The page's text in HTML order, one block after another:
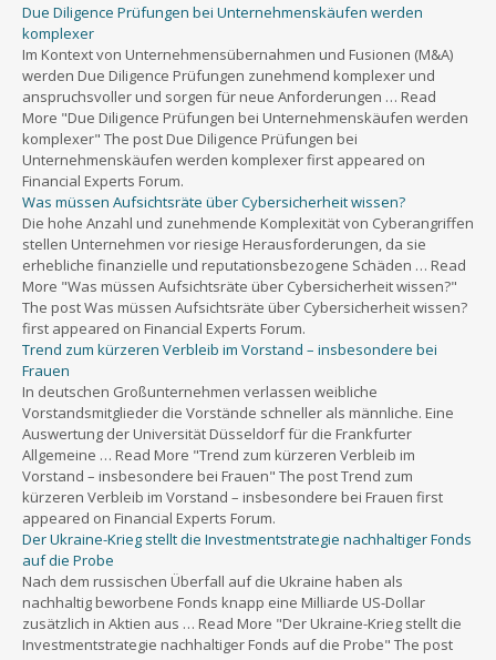
Due Diligence Prüfungen bei Unternehmenskäufen werden
komplexer
Im Kontext von Unternehmensübernahmen und Fusionen (M&A)
werden Due Diligence Prüfungen zunehmend komplexer und
anspruchsvoller und sorgen für neue Anforderungen … Read
More "Due Diligence Prüfungen bei Unternehmenskäufen werden
komplexer" The post Due Diligence Prüfungen bei
Unternehmenskäufen werden komplexer first appeared on
Financial Experts Forum.
Was müssen Aufsichtsräte über Cybersicherheit wissen?
Die hohe Anzahl und zunehmende Komplexität von Cyberangriffen
stellen Unternehmen vor riesige Herausforderungen, da sie
erhebliche finanzielle und reputationsbezogene Schäden … Read
More "Was müssen Aufsichtsräte über Cybersicherheit wissen?"
The post Was müssen Aufsichtsräte über Cybersicherheit wissen?
first appeared on Financial Experts Forum.
Trend zum kürzeren Verbleib im Vorstand – insbesondere bei
Frauen
In deutschen Großunternehmen verlassen weibliche
Vorstandsmitglieder die Vorstände schneller als männliche. Eine
Auswertung der Universität Düsseldorf für die Frankfurter
Allgemeine … Read More "Trend zum kürzeren Verbleib im
Vorstand – insbesondere bei Frauen" The post Trend zum
kürzeren Verbleib im Vorstand – insbesondere bei Frauen first
appeared on Financial Experts Forum.
Der Ukraine-Krieg stellt die Investmentstrategie nachhaltiger Fonds
auf die Probe
Nach dem russischen Überfall auf die Ukraine haben als
nachhaltig beworbene Fonds knapp eine Milliarde US-Dollar
zusätzlich in Aktien aus … Read More "Der Ukraine-Krieg stellt die
Investmentstrategie nachhaltiger Fonds auf die Probe" The post